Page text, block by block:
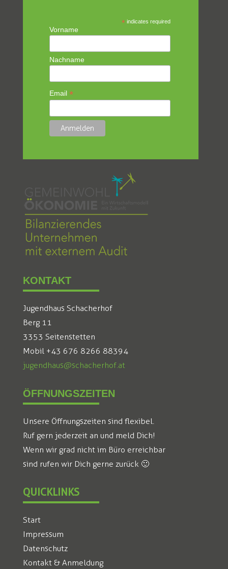
* indicates required
Vorname
Nachname
Email*
KONTAKT
Jugendhaus Schacherhof
Berg 11
3353 Seitenstetten
Mobil +43 676 8266 88394
jugendhaus@schacherhof.at
ÖFFNUNGSZEITEN
Unsere Öffnungszeiten sind flexibel.
Ruf gern jederzeit an und meld Dich!
Wenn wir grad nicht im Büro erreichbar
sind rufen wir Dich gerne zurück 🙂
QUICKLINKS
Start
Impressum
Datenschutz
Kontakt & Anmeldung